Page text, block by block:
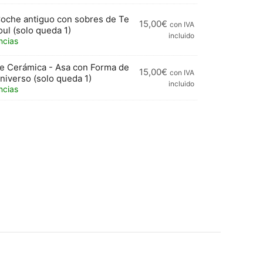
antiguo con sobres de Te
(solo queda 1)
15,00€ con IVA
incluido
Cerámica - Asa con Forma de
(solo queda 1)
15,00€ con IVA
incluido